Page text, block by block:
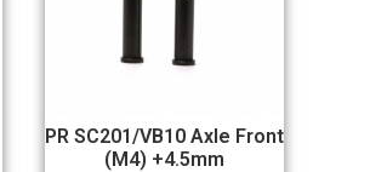
PR SC201/VB10 Axle Front
(M4) +4.5mm